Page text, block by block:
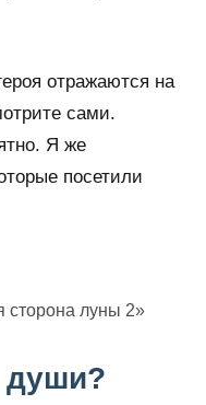
отражаются на
сами.
Я же
посетили
сторона луны 2»
души?